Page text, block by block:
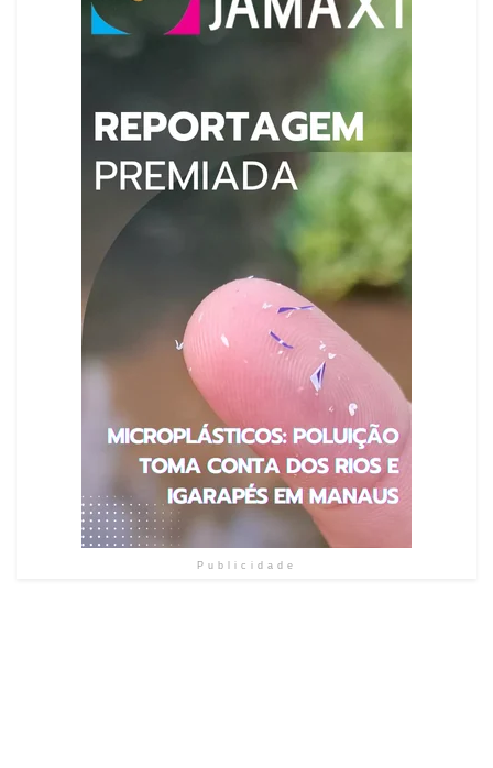
Publicidade